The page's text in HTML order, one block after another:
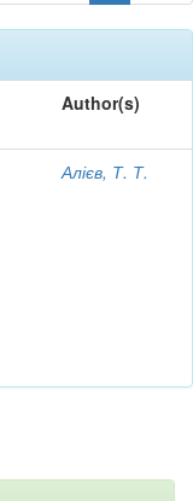
Author(s)
Алієв, Т. Т.